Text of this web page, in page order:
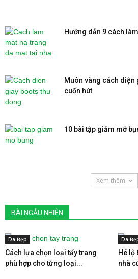
Hướng dẫn 9 cách
Muôn vàng cách
cuốn hút
10 bài tập giảm mỡ
Xem thêm
BÀI NGẪU NHIÊN
Da Đẹp
Cách lựa chọn loại tẩy trang
phù hợp cho từng loại...
Da
Hé lộ
nhà